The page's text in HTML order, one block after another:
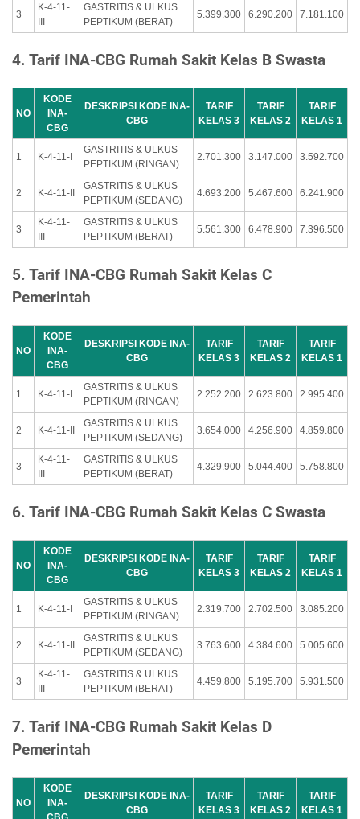
3
K-4-11-
GASTRITIS & ULKUS
PEPTIKUM (BERAT)
5.399.300 6.290.200 7.181.100
4. Tarif INA-CBG Rumah Sakit Kelas B Swasta
NO
KODE
INA-
CBG
DESKRIPSI KODE INA-
CBG
TARIF
KELAS 3
TARIF
KELAS 2
TARIF
KELAS 1
1 K-4-11-I
GASTRITIS & ULKUS
PEPTIKUM (RINGAN)
2.701.300 3.147.000 3.592.700
2 K-4-11-II
GASTRITIS & ULKUS
PEPTIKUM (SEDANG)
4.693.200 5.467.600 6.241.900
3
K-4-11-
GASTRITIS & ULKUS
PEPTIKUM (BERAT)
5.561.300 6.478.900 7.396.500
5. Tarif INA-CBG Rumah Sakit Kelas C
Pemerintah
NO
KODE
INA-
CBG
DESKRIPSI KODE INA-
CBG
TARIF
KELAS 3
TARIF
KELAS 2
TARIF
KELAS 1
1 K-4-11-I
GASTRITIS & ULKUS
PEPTIKUM (RINGAN)
2.252.200 2.623.800 2.995.400
2 K-4-11-II
GASTRITIS & ULKUS
PEPTIKUM (SEDANG)
3.654.000 4.256.900 4.859.800
3
K-4-11-
GASTRITIS & ULKUS
PEPTIKUM (BERAT)
4.329.900 5.044.400 5.758.800
6. Tarif INA-CBG Rumah Sakit Kelas C Swasta
NO
KODE
INA-
CBG
DESKRIPSI KODE INA-
CBG
TARIF
KELAS 3
TARIF
KELAS 2
TARIF
KELAS 1
1 K-4-11-I
GASTRITIS & ULKUS
PEPTIKUM (RINGAN)
2.319.700 2.702.500 3.085.200
2 K-4-11-II
GASTRITIS & ULKUS
PEPTIKUM (SEDANG)
3.763.600 4.384.600 5.005.600
3
K-4-11-
GASTRITIS & ULKUS
PEPTIKUM (BERAT)
4.459.800 5.195.700 5.931.500
7. Tarif INA-CBG Rumah Sakit Kelas D
Pemerintah
NO
KODE
INA-
DESKRIPSI KODE INA-
CBG
TARIF
KELAS 3
TARIF
KELAS 2
TARIF
KELAS 1